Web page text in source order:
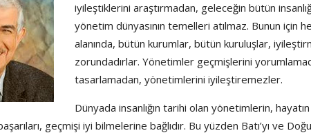
iyileştiklerini araştırmadan, geleceğin bütün
yönetim dünyasının temelleri atılmaz. Bunun için
alanında, bütün kurumlar, bütün kuruluşlar,
zorundadırlar. Yönetimler geçmişlerini
tasarlamadan, yönetimlerini iyileştiremezler.
Dünyada insanlığın tarihi olan yönetimlerin, hayatın
geçmişi iyi bilmelerine bağlıdır. Bu yüzden Batı’yı ve